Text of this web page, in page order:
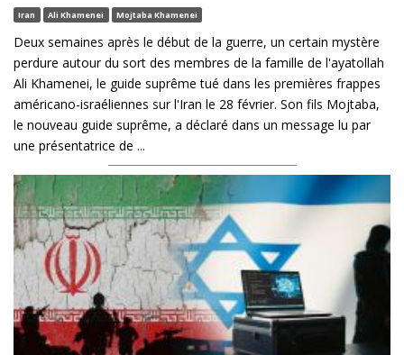
Iran Ali Khamenei Mojtaba Khamenei
Deux semaines après le début de la guerre, un certain mystère
perdure autour du sort des membres de la famille de l'ayatollah
Ali Khamenei, le guide suprême tué dans les premières frappes
américano-israéliennes sur l'Iran le 28 février. Son fils Mojtaba,
le nouveau guide suprême, a déclaré dans un message lu par
une présentatrice de ...